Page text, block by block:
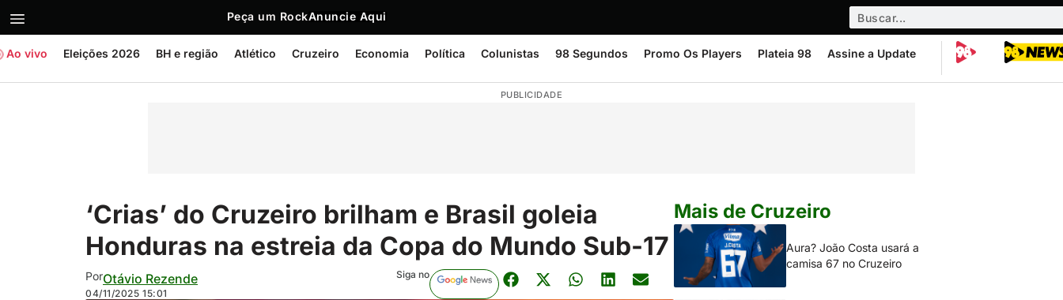
Peça um RockAnuncie Aqui
Ao vivo Eleições 2026 BH e região Atlético Cruzeiro Economia Política Colunistas 98 Segundos Promo Os Players Plateia 98 Assine a Update
PUBLICIDADE
‘Crias’ do Cruzeiro brilham e Brasil goleia
Honduras na estreia da Copa do Mundo Sub-17
PorOtávio Rezende
04/11/2025 15:01
Siga no
Mais de Cruzeiro
Aura? João Costa usará a
camisa 67 no Cruzeiro